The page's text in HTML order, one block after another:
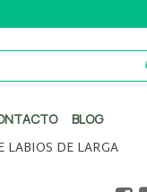
BLOG
DE LARGA